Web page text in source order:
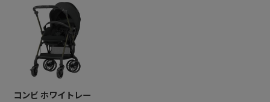
コンビ ホワイトレー